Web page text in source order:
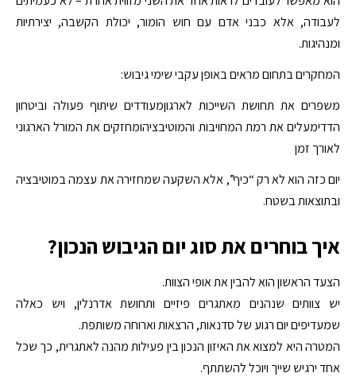
לעבודה, אלא כבני אדם עם חוש הומור, יכולת הקשבה, יצירתיות
ומנהיגות.
המחקרים בתחום מראים באופן עקבי שימי גיבוש:
משפרים את תחושת השייכות לארגוןמעודדים שיתוף פעולה וביטחון
הדדימעלים את רמת המחויבות והמוטיבציהומחזקים את המורל הארגוני
לאורך זמן
יום כזה הוא לא רק “כיף”, אלא השקעה שמחזירה את עצמה במוטיבציה
ובתוצאות בשטח.
איך בוחרים את סוג יום הגיבוש הנכון?
הצעד הראשון הוא להבין את אופי הצוות.
יש צוותים שנהנים מאתגרים פיזיים ותחושת אדרנלין, ויש כאלה
שמעדיפים יום רגוע של סדנאות, הרצאות וארוחה משותפת.
המטרה היא למצוא את האיזון הנכון בין פעילות מהנה לאתגרית, כך שכל
אחד ירגיש שייך ויוכל להשתתף.